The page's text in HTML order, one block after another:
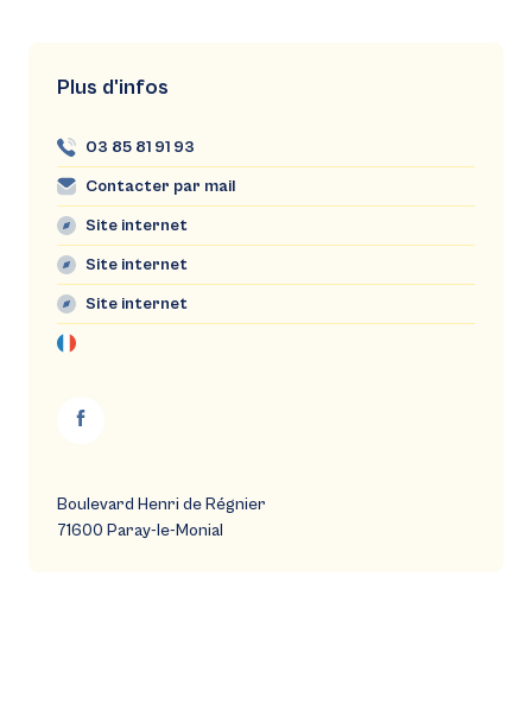
Plus d'infos
03 85 81 91 93
Contacter par mail
Site internet
Site internet
Site internet
Boulevard Henri de Régnier
71600 Paray-le-Monial